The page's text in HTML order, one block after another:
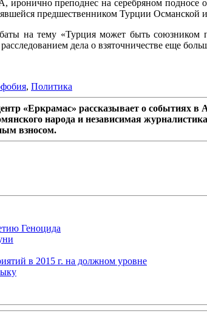
преподнес на серебряном подносе
предшественником Турции Османской
на тему «Турция может быть
дела о взяточничестве еще
, Политика
«Еркрамас» рассказывает о событиях
народа и независимая
взносом.
Геноцида
в 2015 г. на должном уровне